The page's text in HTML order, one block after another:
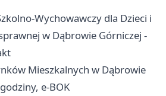
Wychowawczy dla Dzieci i
w Dąbrowie Górniczej -
Mieszkalnych w Dąbrowie
e-BOK